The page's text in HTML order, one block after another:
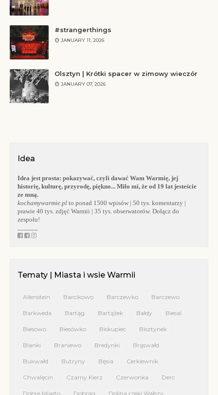
#strangerthings
JANUARY 11, 2026
Olsztyn | Krótki spacer w zimowy wieczór
JANUARY 07, 2026
Idea
Idea jest prosta: pokazywać, czyli dawać Wam Warmię, jej
historię, kulturę, przyrodę, piękno... Miło mi, że od 19 lat jesteście
ze mną.
kochamywarmie.pl to ponad 1500 wpisów | 50 tys. komentarzy |
prawie 40 tys. zdjęć Warmii | 35 tys. obserwatorów. Dołącz do
zespołu!
Tematy | Miasta i wsie Warmii
Allenstein Barcikowo Barczewko Barczewo
Barkweda Bartąg Bartążek Bałdy Biesal
Biesowo Biesówko Biskupiec Bisztynek
Blanki Braniewo Bredynki Brąswałd
Bukwałd Butryny Bęsia Cerkiewnik
Chwalęcin Czarny Kierz Czerwonka Derc
Dobre Miasto Dobrąg Dolina rzeki Wałszy